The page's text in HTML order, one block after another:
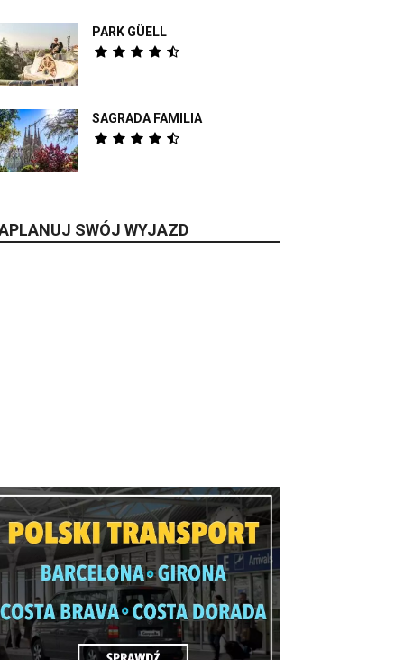
PARK GÜELL
SAGRADA FAMILIA
SWÓJ WYJAZD